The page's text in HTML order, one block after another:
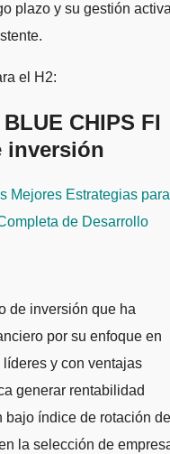
plazo y su gestión
el H2:
CHIPS FI
inversión
Mejores Estrategias para
de Desarrollo
de inversión que ha
por su enfoque en
y con ventajas
generar rentabilidad
bajo índice de rotación de
la selección de